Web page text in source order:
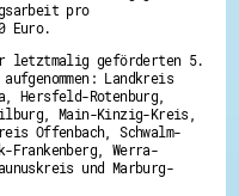
- Digitale Themenabende
Hessen
schlau
und Ehrenamt
pro
Euro.
letztmalig geförderten 5.
Landkreis
Hersfeld-Rotenburg,
Main-Kinzig-Kreis,
Offenbach, Schwalm-
Frankenberg, Werra-
und Marburg-